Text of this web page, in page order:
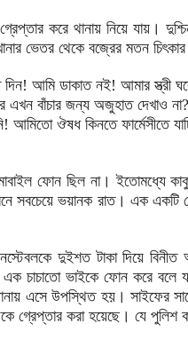
করে থানায় নিয়ে যায়।
ভেতর থেকে বজ্রের মতন
দিন! আমি ডাকাত নই! আমার স্ত্রী
বাঁচার জন্য অজুহাত দেখাও না?
আমিতো ঔষধ কিনতে ফার্মেসীতে
ফোন ছিল না। ইতোমধ্যে
সবচেয়ে ভয়ানক রাত। এক
দুইশত টাকা দিয়ে বিনীত
চাচাতো ভাইকে ফোন করে বলে
এসে উপস্থিত হয়। সাইফের
গ্রেপ্তার করা হয়েছে। যে পুলিশ